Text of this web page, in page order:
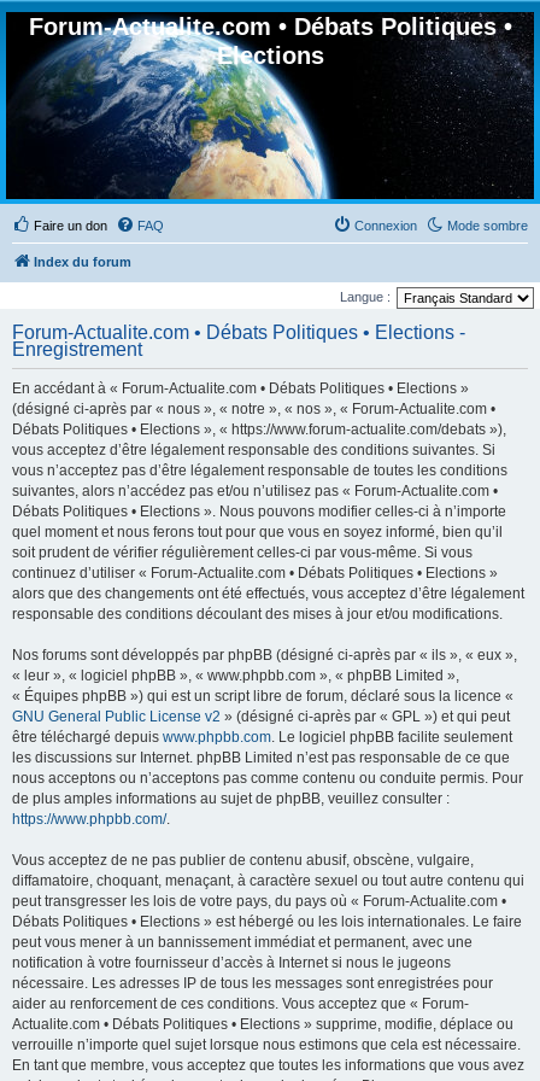
Forum-Actualite.com • Débats Politiques •
Elections
Faire un don Mode sombre
FAQ Connexion
Index du forum
Langue :
Forum-Actualite.com • Débats Politiques • Elections -
Enregistrement
En accédant à « Forum-Actualite.com • Débats Politiques • Elections »
(désigné ci-après par « nous », « notre », « nos », « Forum-Actualite.com •
Débats Politiques • Elections », « https://www.forum-actualite.com/debats »),
vous acceptez d’être légalement responsable des conditions suivantes. Si
vous n’acceptez pas d’être légalement responsable de toutes les conditions
suivantes, alors n’accédez pas et/ou n’utilisez pas « Forum-Actualite.com •
Débats Politiques • Elections ». Nous pouvons modifier celles-ci à n’importe
quel moment et nous ferons tout pour que vous en soyez informé, bien qu’il
soit prudent de vérifier régulièrement celles-ci par vous-même. Si vous
continuez d’utiliser « Forum-Actualite.com • Débats Politiques • Elections »
alors que des changements ont été effectués, vous acceptez d’être légalement
responsable des conditions découlant des mises à jour et/ou modifications.
Nos forums sont développés par phpBB (désigné ci-après par « ils », « eux »,
« leur », « logiciel phpBB », « www.phpbb.com », « phpBB Limited »,
« Équipes phpBB ») qui est un script libre de forum, déclaré sous la licence «
GNU General Public License v2 » (désigné ci-après par « GPL ») et qui peut
être téléchargé depuis www.phpbb.com. Le logiciel phpBB facilite seulement
les discussions sur Internet. phpBB Limited n’est pas responsable de ce que
nous acceptons ou n’acceptons pas comme contenu ou conduite permis. Pour
de plus amples informations au sujet de phpBB, veuillez consulter :
https://www.phpbb.com/.
Vous acceptez de ne pas publier de contenu abusif, obscène, vulgaire,
diffamatoire, choquant, menaçant, à caractère sexuel ou tout autre contenu qui
peut transgresser les lois de votre pays, du pays où « Forum-Actualite.com •
Débats Politiques • Elections » est hébergé ou les lois internationales. Le faire
peut vous mener à un bannissement immédiat et permanent, avec une
notification à votre fournisseur d’accès à Internet si nous le jugeons
nécessaire. Les adresses IP de tous les messages sont enregistrées pour
aider au renforcement de ces conditions. Vous acceptez que « Forum-
Actualite.com • Débats Politiques • Elections » supprime, modifie, déplace ou
verrouille n’importe quel sujet lorsque nous estimons que cela est nécessaire.
En tant que membre, vous acceptez que toutes les informations que vous avez